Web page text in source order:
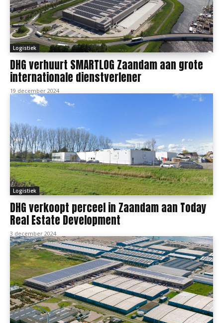
Logistiek
DHG verhuurt SMARTLOG Zaandam aan grote
internationale dienstverlener
19 december 2024
Logistiek
DHG verkoopt perceel in Zaandam aan Today
Real Estate Development
3 december 2024